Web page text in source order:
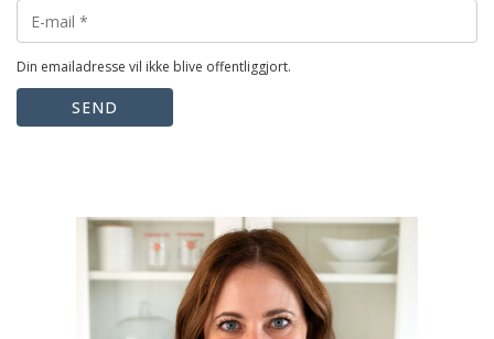
Din emailadresse vil ikke blive offentliggjort.
SEND